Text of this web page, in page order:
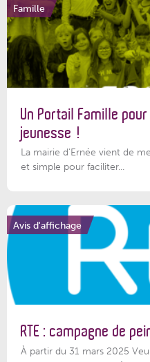
Famille
Un Portail Famille
jeunesse !
La mairie d’Ernée vient de
et simple pour faciliter...
Avis d'affichage
RTE : campagne de
À partir du 31 mars 2025